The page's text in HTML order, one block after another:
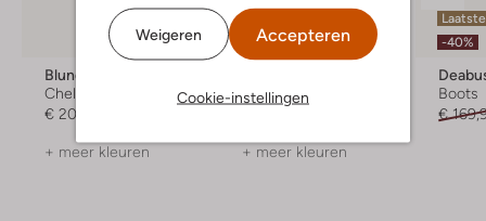
Weigeren Accepteren
Cookie-instellingen
Blundstone
Chelsea boots
€ 209,95
+ meer kleuren
Chelsea boots
+ meer kleuren
-40%
Boots
€